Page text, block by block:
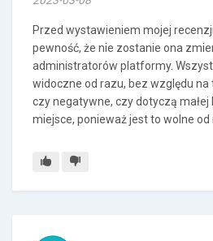
Przed wystawieniem mojej
pewność, że nie zostanie ona
administratorów platformy.
widoczne od razu, bez względu na
czy negatywne, czy dotyczą małej
miejsce, ponieważ jest to wolne od